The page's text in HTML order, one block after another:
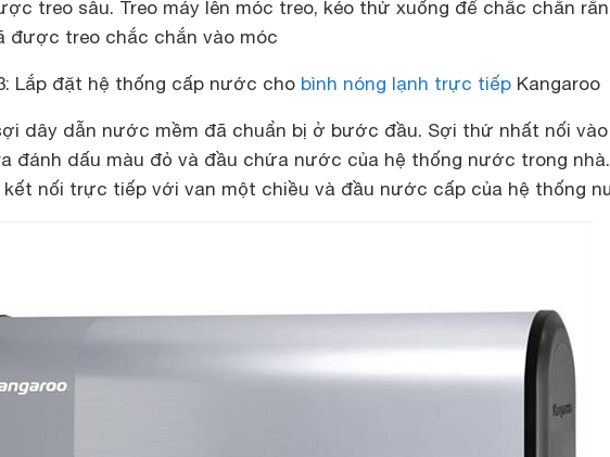
treo sâu. Treo máy lên móc treo, kéo thử xuống để chắc chắn
được treo chắc chắn vào móc
Lắp đặt hệ thống cấp nước cho bình nóng lạnh trực tiếp Kangaroo
dây dẫn nước mềm đã chuẩn bị ở bước đầu. Sợi thứ nhất nối
đánh dấu màu đỏ và đầu chứa nước của hệ thống nước trong
kết nối trực tiếp với van một chiều và đầu nước cấp của hệ thống